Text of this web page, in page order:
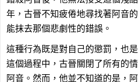
年，古晉不知疲倦地尋找著阿音
能抹去那個悲劇性的錯誤。
這種行為既是對自己的懲罰，也
這個過程中，古晉關閉了所有的
阿音。然而，他並不知道的是，